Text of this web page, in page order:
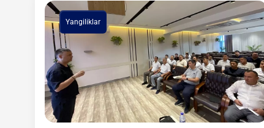
Yangiliklar